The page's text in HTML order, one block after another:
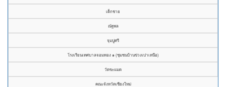
เด็กชาย
ณัฐพล
จุมปูศรี
โรงเรียนเทศบาลจอมทอง ๑ (ชุมชนบ้านข่วงเปาเหนือ)
วัดขะแมด
คณะจังหวัดเชียงใหม่